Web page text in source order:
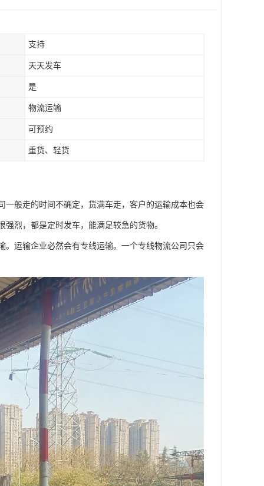
支持
天天发车
是
物流运输
可预约
重货、轻货
般走的时间不确定，货满车走，客户的运输成本也会
烈，都是定时发车，能满足较急的货物。
运输企业必然会有专线运输。一个专线物流公司只会